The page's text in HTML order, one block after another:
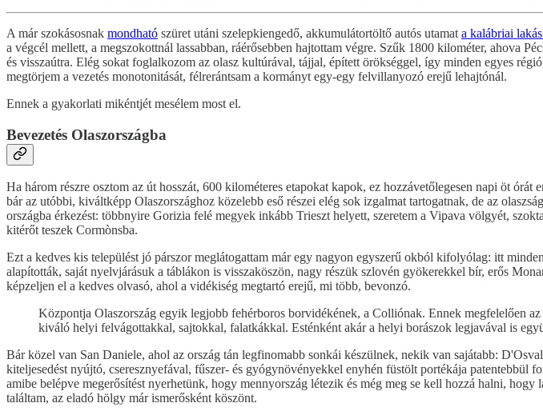
A már szokásosnak mondható szüret utáni szelepkiengedő, akkumulátortöltő autós utamat a kalábriai
a végcél mellett, a megszokottnál lassabban, ráérősebben hajtottam végre. Szűk 1800 kilométer, ahova
és visszaútra. Elég sokat foglalkozom az olasz kultúrával, tájjal, épített örökséggel, így minden egyes
megtörjem a vezetés monotonitását, félrerántsam a kormányt egy-egy felvillanyozó erejű lehajtónál.
Ennek a gyakorlati mikéntjét mesélem most el.
Bevezetés Olaszországba
Ha három részre osztom az út hosszát, 600 kilométeres etapokat kapok, ez hozzávetőlegesen napi öt
bár az utóbbi, kiváltképp Olaszországhoz közelebb eső részei elég sok izgalmat tartogatnak, de az
országba érkezést: többnyire Gorizia felé megyek inkább Trieszt helyett, szeretem a Vipava völgyét,
kitérőt teszek Cormònsba.
Ezt a kedves kis települést jó párszor meglátogattam már egy nagyon egyszerű okból kifolyólag: itt
alapították, saját nyelvjárásuk a táblákon is visszaköszön, nagy részük szlovén gyökerekkel bír, erős
képzeljen el a kedves olvasó, ahol a vidékiség megtartó erejű, mi több, bevonzó.
Központja Olaszország egyik legjobb fehérboros borvidékének, a Colliónak. Ennek megfelelően
kiváló helyi felvágottakkal, sajtokkal, falatkákkal. Esténként akár a helyi borászok legjavával is
Bár közel van San Daniele, ahol az ország tán legfinomabb sonkái készülnek, nekik van sajátabb:
kiteljesedést nyújtó, cseresznyefával, fűszer- és gyógynövényekkel enyhén füstölt portékája
amibe belépve megerősítést nyerhetünk, hogy mennyország létezik és még meg se kell hozzá halni,
találtam, az eladó hölgy már ismerősként köszönt.